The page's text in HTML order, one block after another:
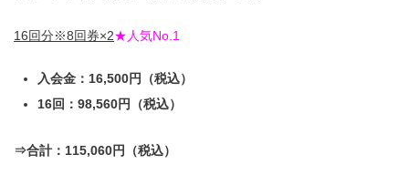
16回分※8回券×2★人気No.1
入会金：16,500円（税込）
16回：98,560円（税込）
⇒合計：115,060円（税込）